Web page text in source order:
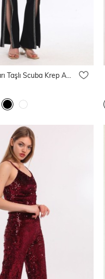
Beli Kemerli Paçaları Taşlı Scuba Krep Abiye Pantolon | Pnt34185